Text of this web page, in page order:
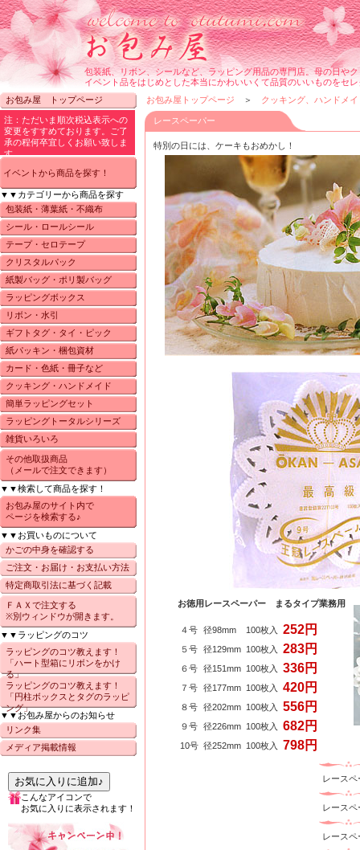
包装紙、リボン、シールなど、ラッピング用品の専門店。母の日や
イベント品をはじめとした本当にかわいいくて品質のいいものをセ
お包み屋 トップページ
イベントから商品を探す！
▼▼カテゴリーから商品を探す
包装紙・薄葉紙・不織布
シール・ロールシール
テープ・セロテープ
クリスタルパック
紙製バッグ・ポリ製バッグ
ラッピングボックス
リボン・水引
ギフトタグ・タイ・ピック
紙パッキン・梱包資材
カード・色紙・冊子など
クッキング・ハンドメイド
簡単ラッピングセット
ラッピングトータルシリーズ
雑貨いろいろ
その他取扱商品
（メールで注文できます）
▼▼検索して商品を探す！
お包み屋のサイト内で
ページを検索する♪
▼▼お買いものについて
かごの中身を確認する
ご注文・お届け・お支払い方法
特定商取引法に基づく記載
ＦＡＸで注文する
※別ウィンドウが開きます。
▼▼ラッピングのコツ
ラッピングのコツ教えます！
「ハート型箱にリボンをかけ
る」
ラッピングのコツ教えます！
「円柱ボックスとタグのラッピ
ング」
▼▼お包み屋からのお知らせ
リンク集
メディア掲載情報
お気に入りに追加♪
こんなアイコンで
お気に入りに表示されます！
お包み屋トップページ ＞ クッキング、ハンドメイ
レースペーパー
特別の日には、ケーキもおめかし！
お徳用レースペーパー まるタイプ業務用
４号 径98mm 100枚入 252円
５号 径129mm 100枚入 283円
６号 径151mm 100枚入 336円
７号 径177mm 100枚入 420円
８号 径202mm 100枚入 556円
９号 径226mm 100枚入 682円
10号 径252mm 100枚入 798円
レース
レース
レース